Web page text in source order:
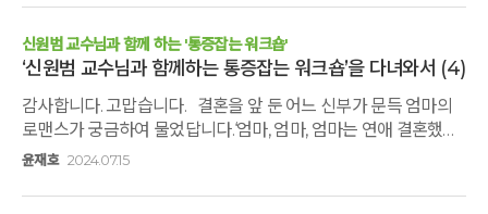
아이였는데 어느새 엄마랑 같은 사이즈의 신발을 신는 청소년이
되어 있는 아이의 발을 만져보았다. 아직 굳은 살도 없고 상처도
없는 뽀얗고 작고 부드러운 아이의 발을 만져보니 아이가
태어났을 때의 두손가락만한 아이의 발이 떠올라 뭉클했다. 그 때
사회자께서 아이에게 ‘사랑해', ‘미안해’, ‘고마워'라는 멘트를 따라
하라고 하였다. 언제인지는 모르지만 자주 했던 같기도 하고 많이
못했던 것 같기도 한 말 몇 마디는 가슴을 감싸 안았다. 분명 젖은
행복햏습니다. 다음 기회에도 꼭 참여하고 싶습니다.
신원범 교수님과 함께 하는 '통증잡는 워크숍'
‘신원범 교수님과 함께하는 통증잡는 워크숍’을 다녀와서 (4)
감사합니다. 고맙습니다. 결혼을 앞 둔 어느 신부가 문득 엄마의
로맨스가 궁금하여 물었답니다.‘엄마, 엄마, 엄마는 연애 결혼했어,
중매 결혼했어?’엄마는 일도 주저 없이 단호하게 대답하셨는데,
워크숍’을 신청하였으나, 평소 잘 알지 못였기에 유튜브를
윤재호 2024.07.15